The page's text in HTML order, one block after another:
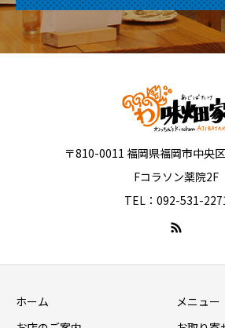
〒810-0011 福岡県福岡市中央
Fコラソン薬院2F
TEL：092-531-
ホーム
メニュー